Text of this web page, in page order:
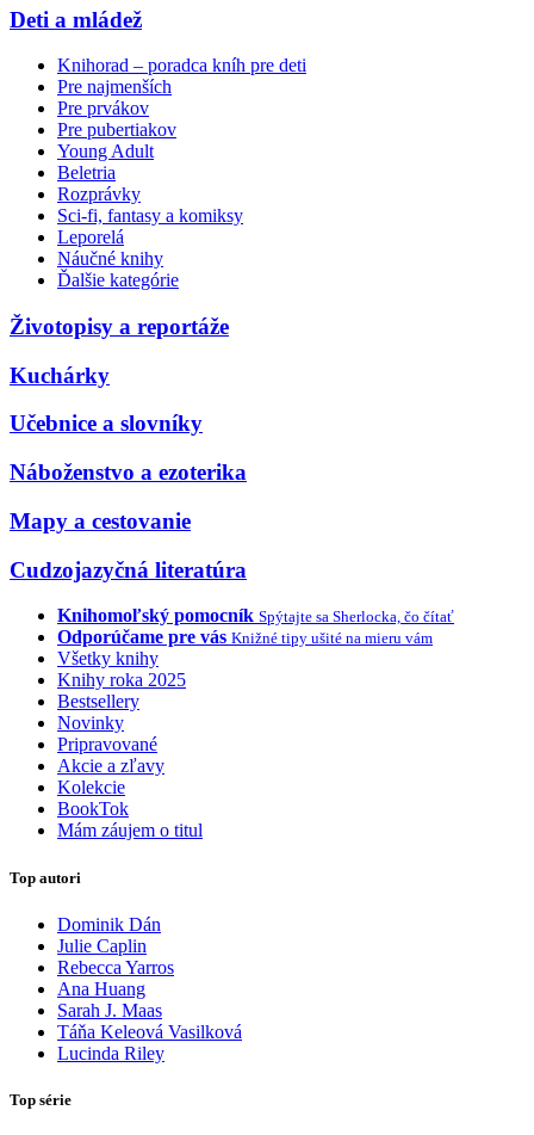
Deti a mládež
Knihorad – poradca kníh pre deti
Pre najmenších
Pre prvákov
Pre pubertiakov
Young Adult
Beletria
Rozprávky
Sci-fi, fantasy a komiksy
Leporelá
Náučné knihy
Ďalšie kategórie
Životopisy a reportáže
Kuchárky
Učebnice a slovníky
Náboženstvo a ezoterika
Mapy a cestovanie
Cudzojazyčná literatúra
Knihomoľský pomocník Spýtajte sa Sherlocka, čo čítať
Odporúčame pre vás Knižné tipy ušité na mieru vám
Všetky knihy
Knihy roka 2025
Bestsellery
Novinky
Pripravované
Akcie a zľavy
Kolekcie
BookTok
Mám záujem o titul
Top autori
Dominik Dán
Julie Caplin
Rebecca Yarros
Ana Huang
Sarah J. Maas
Táňa Keleová Vasilková
Lucinda Riley
Top série